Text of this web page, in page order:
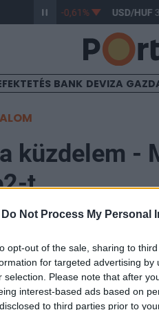
Do Not Process My Personal
opt-out of the sale, sharing to
for targeted advertising
selection. Please note that after
interest-based ads based on
to third parties prior to
363,17 -0,61% USD/HUF
BANK DEVIZA
küzdelem -
t
beadvánnyal fordult a
a Tele2 a közelmúltban